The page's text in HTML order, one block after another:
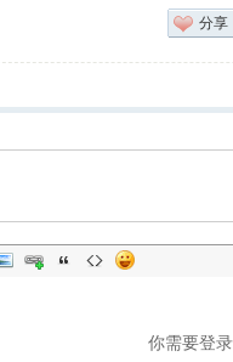
分享
你需要登